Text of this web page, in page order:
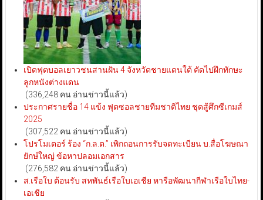
เปิดฟุตบอลเยาวชนสานฝัน 4 จังหวัดชายแดนใต้ คัดไปฝึกทักษะ
ลูกหนังต่างแดน
(336,248 คน อ่านข่าวนี้แล้ว)
ประกาศรายชื่อ 14 แข้ง ฟุตซอลชายทีมชาติไทย ชุดสู้ศึกซีเกมส์
2025
(307,522 คน อ่านข่าวนี้แล้ว)
โปรโมเตอร์ ร้อง “ก.ล.ต.” เพิกถอนการรับจดทะเบียน บ.สื่อโฆษณา
ยักษ์ใหญ่ ข้อหาปลอมเอกสาร
(276,582 คน อ่านข่าวนี้แล้ว)
ส.เรือใบ ต้อนรับ สหพันธ์เรือใบเอเชีย หารือพัฒนากีฬาเรือใบไทย-
เอเชีย